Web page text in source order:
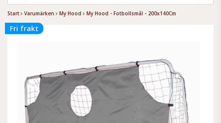
Start Varumärken My Hood My Hood - Fotbollsmål - 200x140Cm
Fri frakt